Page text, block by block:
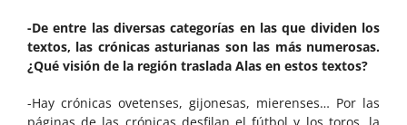
-De entre las diversas categorías en las que dividen los
textos, las crónicas asturianas son las más numerosas.
¿Qué visión de la región traslada Alas en estos textos?
-Hay crónicas ovetenses, gijonesas, mierenses… Por las